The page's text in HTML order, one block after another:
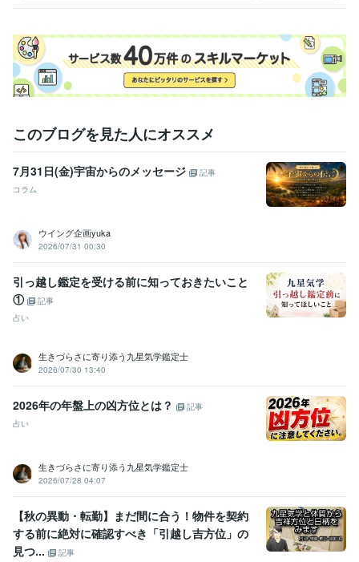
ー
定）
このブログを見た人にオススメ
7月31日(金)宇宙からのメッセージ
記事
コラム
ウイング企画yuka
2026/07/31 00:30
引っ越し鑑定を受ける前に知っておきたいこと
①
記事
占い
生きづらさに寄り添う九星気学鑑定士
2026/07/30 13:40
2026年の年盤上の凶方位とは？
記事
占い
生きづらさに寄り添う九星気学鑑定士
2026/07/28 04:07
【秋の異動・転勤】まだ間に合う！物件を契約
する前に絶対に確認すべき「引越し吉方位」の
見つ...
記事